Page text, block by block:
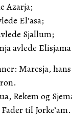
Azarja;
El’asa;
Sjallum;
avlede
Maresja,
Rekem og
til